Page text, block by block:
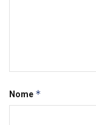
Nome *